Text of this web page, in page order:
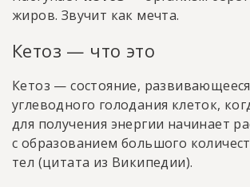
жиров. Звучит как мечта.
Кетоз — что это
Кетоз — состояние,
углеводного голодания клеток,
для получения энергии начинает
с образованием большого
тел (цитата из Википедии).